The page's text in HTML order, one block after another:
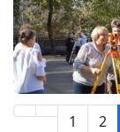
1 2